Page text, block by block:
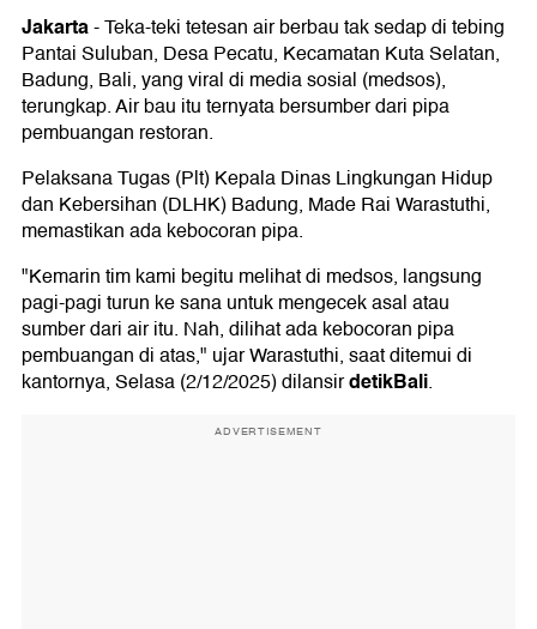
Jakarta-Teka-teki tetesan air berbau tak sedap di tebing
Pantai Suluban, Desa Pecatu, Kecamatan Kuta Selatan,
Badung, Bali, yang viral di media sosial (medsos),
terungkap. Air bau itu ternyata bersumber dari pipa
pembuangan restoran.
Pelaksana Tugas (Plt) Kepala Dinas Lingkungan Hidup
dan Kebersihan (DLHK) Badung, Made Rai Warastuthi,
memastikan ada kebocoran pipa.
"Kemarin tim kami begitu melihat di medsos, langsung
pagi-pagi turun ke sana untuk mengecek asal atau
sumber dari air itu. Nah, dilihat ada kebocoran pipa
pembuangan di atas," ujar Warastuthi, saat ditemui di
kantornya, Selasa (2/12/2025) dilansirdetikBali.
ADVERTISEMENT